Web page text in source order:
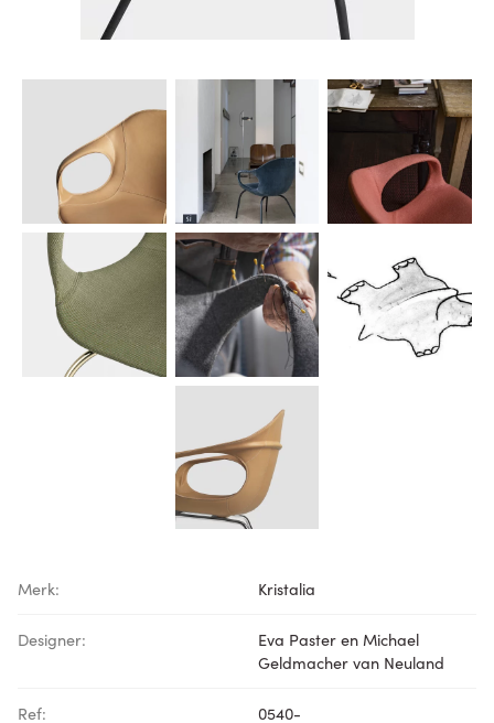
Merk: Kristalia
Designer:
Eva Paster en Michael
Geldmacher van Neuland
Ref: 0540-